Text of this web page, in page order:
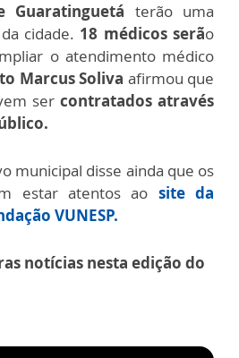
Guaratinguetá terão uma
cidade. 18 médicos serão
o atendimento médico
Marcus Soliva afirmou que
ser contratados através
municipal disse ainda que os
estar atentos ao site da
VUNESP.
notícias nesta edição do